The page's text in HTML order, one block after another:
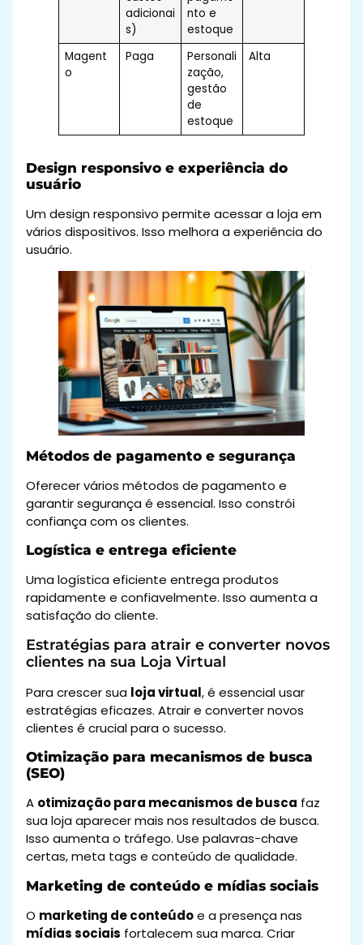
adicionai
s)
nto e
estoque
Magent
o
Paga
Personali
zação,
gestão
de
estoque
Alta
Design responsivo e experiência do
usuário
Um design responsivo permite acessar a loja em
vários dispositivos. Isso melhora a experiência do
usuário.
Métodos de pagamento e segurança
Oferecer vários métodos de pagamento e
garantir segurança é essencial. Isso constrói
confiança com os clientes.
Logística e entrega eficiente
Uma logística eficiente entrega produtos
rapidamente e confiavelmente. Isso aumenta a
satisfação do cliente.
Estratégias para atrair e converter novos
clientes na sua Loja Virtual
Para crescer sua loja virtual, é essencial usar
estratégias eficazes. Atrair e converter novos
clientes é crucial para o sucesso.
Otimização para mecanismos de busca
(SEO)
A otimização para mecanismos de busca faz
sua loja aparecer mais nos resultados de busca.
Isso aumenta o tráfego. Use palavras-chave
certas, meta tags e conteúdo de qualidade.
Marketing de conteúdo e mídias sociais
O marketing de conteúdoe a presença nas
mídias sociais fortalecem sua marca. Criar